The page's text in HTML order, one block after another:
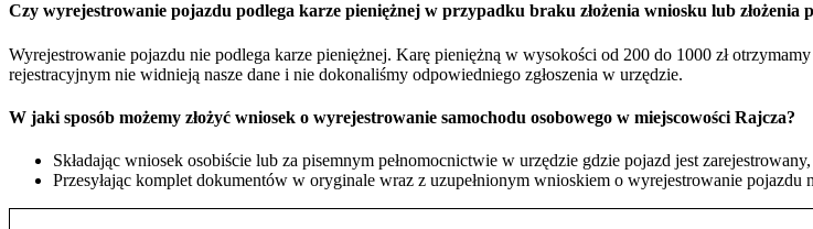
Czy wyrejestrowanie pojazdu podlega karze pieniężnej w przypadku braku złożenia wniosku lub złożenia
Wyrejestrowanie pojazdu nie podlega karze pieniężnej. Karę pieniężną w wysokości od 200 do 1000 zł
rejestracyjnym nie widnieją nasze dane i nie dokonaliśmy odpowiedniego zgłoszenia w urzędzie.
W jaki sposób możemy złożyć wniosek o wyrejestrowanie samochodu osobowego w miejscowości Rajcza?
Składając wniosek osobiście lub za pisemnym pełnomocnictwie w urzędzie gdzie pojazd jest zarejestrowany,
Przesyłając komplet dokumentów w oryginale wraz z uzupełnionym wnioskiem o wyrejestrowanie pojazdu